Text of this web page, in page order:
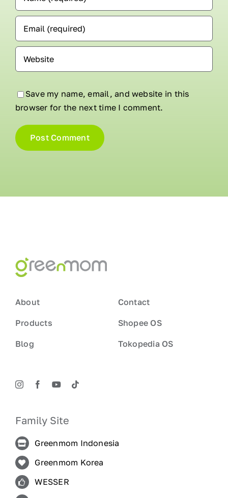
Save my name, email, and website in this
browser for the next time I comment.
About
Products
Blog
Contact
Shopee OS
Tokopedia OS
Family Site
Greenmom Indonesia
Greenmom Korea
WESSER